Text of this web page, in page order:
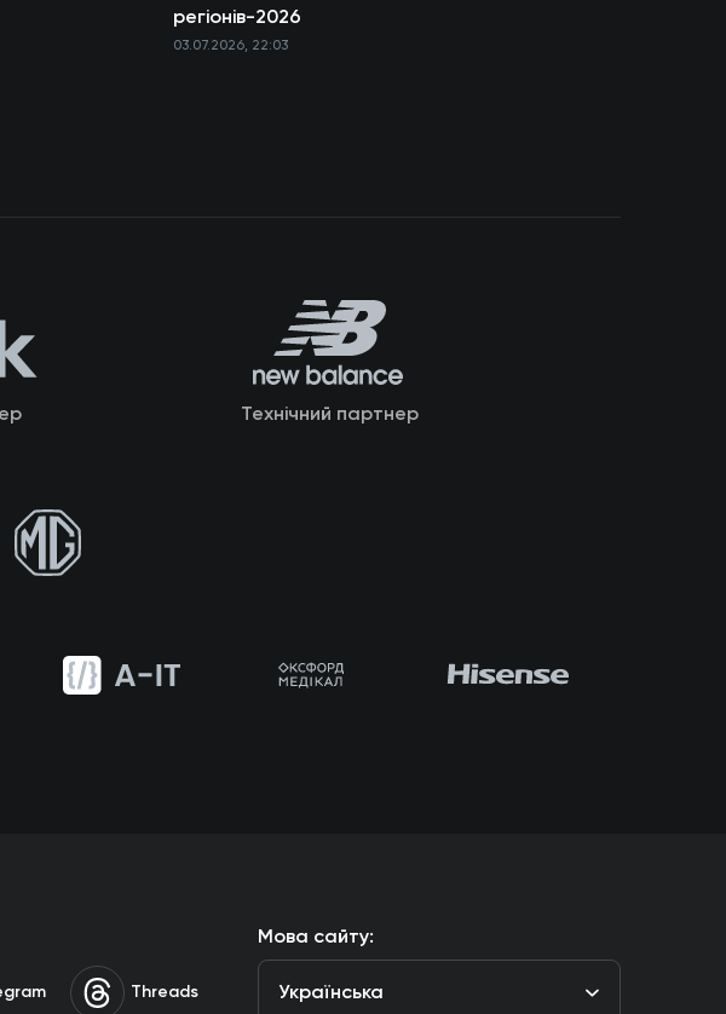
регіонів-2026
03.07.2026, 22:03
Технічний партнер
Threads
Мова сайту:
Українська